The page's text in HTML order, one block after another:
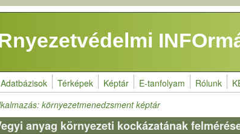
Adatbázisok Térképek Képtár E-tanfolyam Rólunk
környezetmenedzsment képtár
anyag környezeti kockázatának